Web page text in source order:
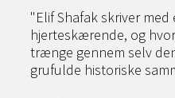
"Elif Shafak skriver
hjerteskærende, og
trænge gennem selv
grufulde historiske